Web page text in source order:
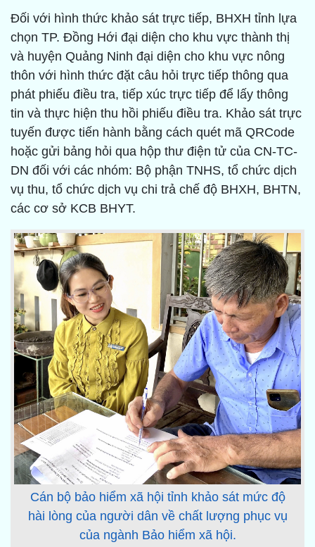
Đối với hình thức khảo sát trực tiếp, BHXH tỉnh lựa
chọn TP. Đồng Hới đại diện cho khu vực thành thị
và huyện Quảng Ninh đại diện cho khu vực nông
thôn với hình thức đặt câu hỏi trực tiếp thông qua
phát phiếu điều tra, tiếp xúc trực tiếp để lấy thông
tin và thực hiện thu hồi phiếu điều tra. Khảo sát trực
tuyến được tiến hành bằng cách quét mã QRCode
hoặc gửi bảng hỏi qua hộp thư điện tử của CN-TC-
DN đối với các nhóm: Bộ phận TNHS, tổ chức dịch
vụ thu, tổ chức dịch vụ chi trả chế độ BHXH, BHTN,
các cơ sở KCB BHYT.
Cán bộ bảo hiểm xã hội tỉnh khảo sát mức độ
hài lòng của người dân về chất lượng phục vụ
của ngành Bảo hiểm xã hội.